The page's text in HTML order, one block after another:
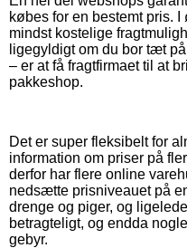
købes for en bestemt pris.
mindst kostelige
ligegyldigt om du bor tæt
– er at få fragtfirmaet til at
pakkeshop.
Det er super fleksibelt for
information om priser på
derfor har flere online
nedsætte prisniveauet på
drenge og piger, og
betragteligt, og endda
gebyr.